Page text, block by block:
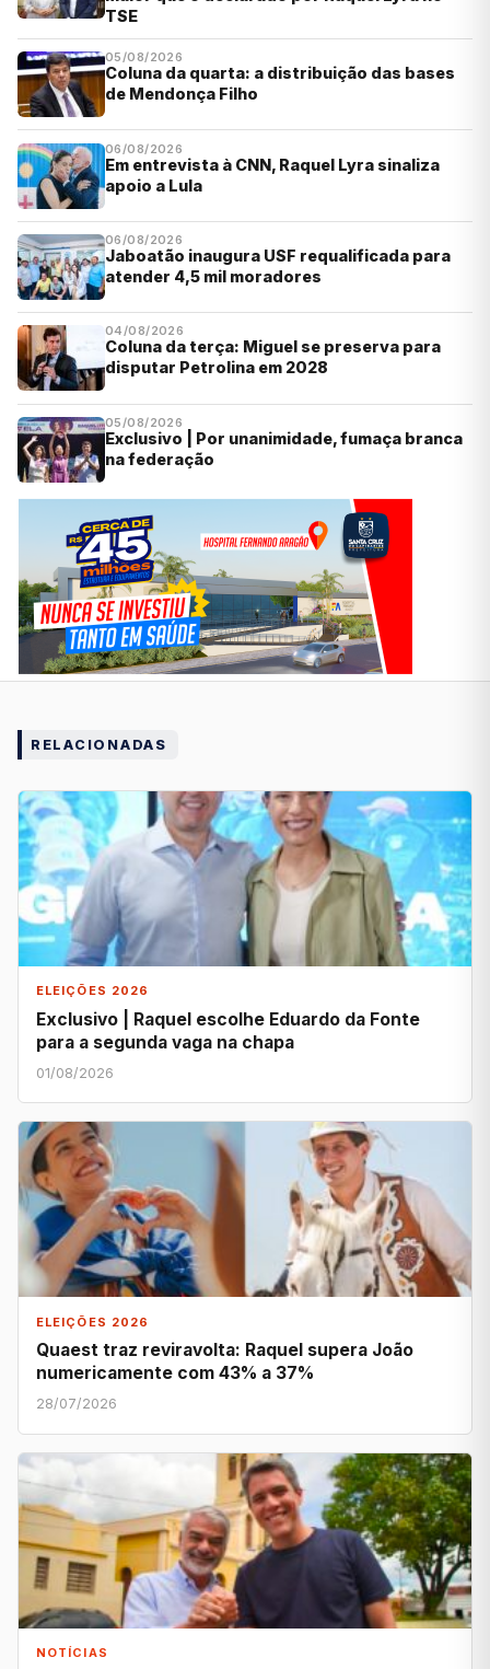
TSE
05/08/2026
Coluna da quarta: a distribuição das bases
de Mendonça Filho
06/08/2026
Em entrevista à CNN, Raquel Lyra sinaliza
apoio a Lula
06/08/2026
Jaboatão inaugura USF requalificada para
atender 4,5 mil moradores
04/08/2026
Coluna da terça: Miguel se preserva para
disputar Petrolina em 2028
05/08/2026
Exclusivo | Por unanimidade, fumaça branca
na federação
RELACIONADAS
ELEIÇÕES 2026
Exclusivo | Raquel escolhe Eduardo da Fonte
para a segunda vaga na chapa
01/08/2026
ELEIÇÕES 2026
Quaest traz reviravolta: Raquel supera João
numericamente com 43% a 37%
28/07/2026
NOTÍCIAS